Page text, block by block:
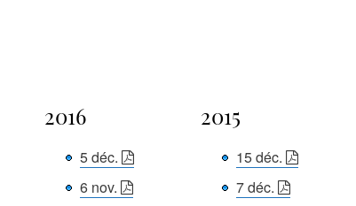
2016
5 déc.
6 nov.
2015
15 déc.
7 déc.